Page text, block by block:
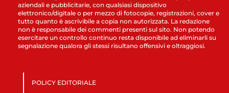
aziendali e pubblicitarie, con qualsiasi dispositivo
elettronico/digitale o per mezzo di fotocopie, registrazioni, cover e
tutto quanto è ascrivibile a copia non autorizzata. La redazione
non è responsabile dei commenti presenti sul sito. Non potendo
esercitare un controllo continuo resta disponibile ad eliminarli su
segnalazione qualora gli stessi risultano offensivi e oltraggiosi.
POLICY EDITORIALE